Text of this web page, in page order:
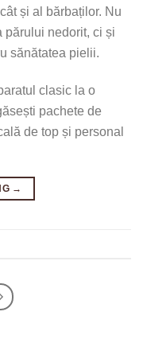
și al bărbaților. Nu
părului nedorit, ci și
sănătatea pielii.
clasic la o
pachete de
de top și personal
→